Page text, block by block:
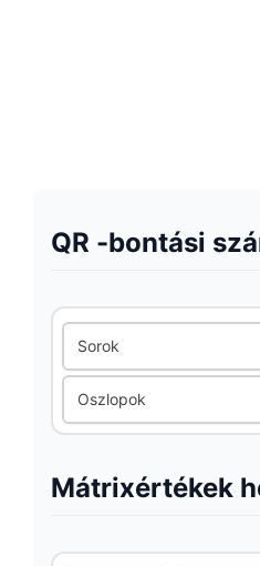
QR -bontási
Sorok
Oszlopok
Mátrixértékek